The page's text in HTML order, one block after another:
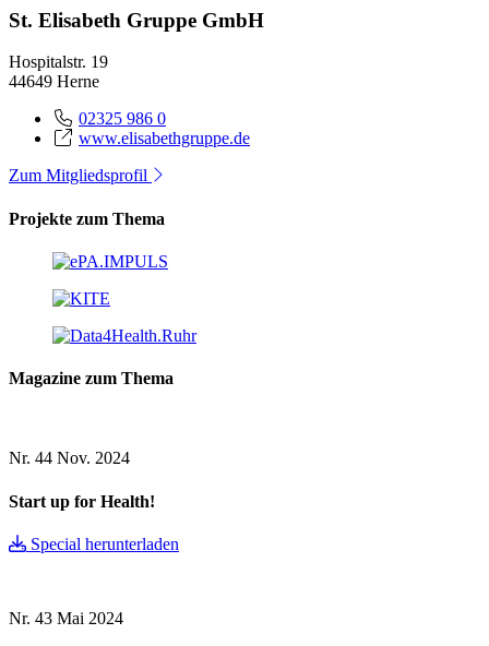
St. Elisabeth Gruppe GmbH
Hospitalstr. 19
44649 Herne
02325 986 0
www.elisabethgruppe.de
Zum Mitgliedsprofil
Projekte zum Thema
Magazine zum Thema
Nr. 44 Nov. 2024
Start up for Health!
Special herunterladen
Nr. 43 Mai 2024